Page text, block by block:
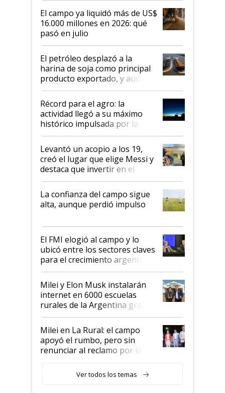
El campo ya liquidó más de US$
16.000 millones en 2026: qué
pasó en julio
El petróleo desplazó a la
harina de soja como principal
producto exportado, y aún así
el agro aportó casi seis de cada
diez dólares y sostuvo el
liderazgo en un semestre
récord
Récord para el agro: la
actividad llegó a su máximo
histórico impulsada por la
cosecha y las exportaciones
Levantó un acopio a los 19,
creó el lugar que elige Messi y
destaca que invertir en el
kirchnerismo era como "darle
plata a un hijo para droga":
Juan Félix Rossetti, el libertario
que de una dura crisis salió
de Milei
La confianza del campo sigue
alta, aunque perdió impulso
El FMI elogió al campo y lo
ubicó entre los sectores claves
para el crecimiento argentino
Milei y Elon Musk instalarán
internet en 6000 escuelas
rurales de la Argentina gracias
a un acuerdo con Starlink
Milei en La Rural: el campo
apoyó el rumbo, pero sin
renunciar al reclamo por las
Ver todos los temas